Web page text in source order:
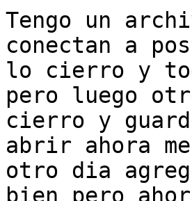
Tengo un
conectan a
lo cierro y
pero luego
cierro y
abrir ahora
otro dia
bien pero